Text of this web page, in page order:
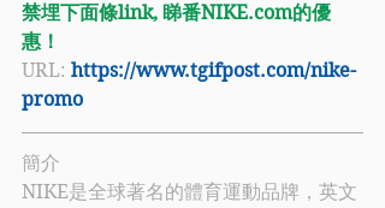
禁埋下面條link, 睇番NIKE.com的優
惠！
URL: https://www.tgifpost.com/nike-
promo
簡介
NIKE是全球著名的體育運動品牌，英文